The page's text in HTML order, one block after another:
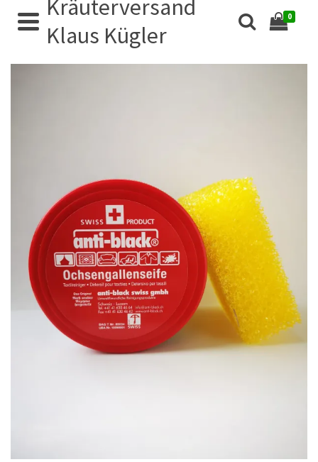
Kräuterversand
Klaus Kügler
0